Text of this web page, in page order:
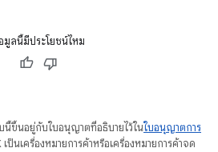
มูลนี้มีประโยชน์ไหม
บนี้ขึ้นอยู่กับใบอนุญาตที่อธิบายไว้ในใบอนุญาตการ
นเครื่องหมายการค้าหรือเครื่องหมายการค้าจด